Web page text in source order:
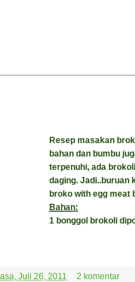
Resep masakan
bahan dan bumbu
terpenuhi, ada
daging. Jadi..buruan
broko with egg meat
Bahan:
1 bonggol brokoli
Juli 26, 2011 2 komentar